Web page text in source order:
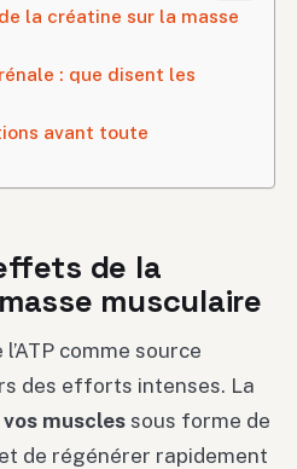
la créatine sur la masse
: que disent les
avant toute
de la
musculaire
comme source
des efforts intenses. La
muscles sous forme de
de régénérer rapidement